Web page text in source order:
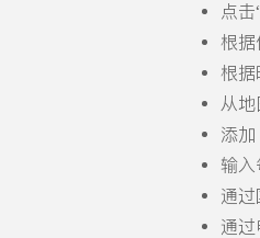
点
根据
根据
从
添加
输入
通过
通